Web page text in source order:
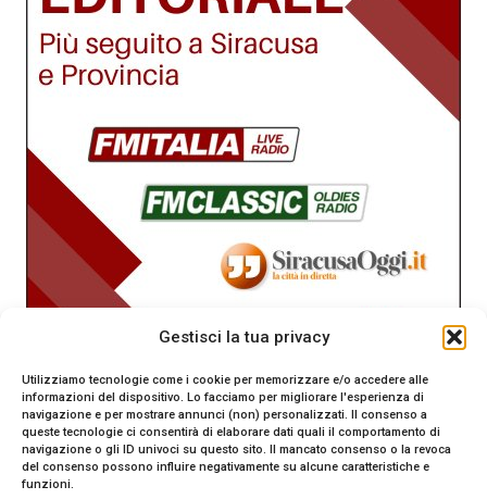
Gestisci la tua privacy
Utilizziamo tecnologie come i cookie per memorizzare e/o accedere alle
informazioni del dispositivo. Lo facciamo per migliorare l'esperienza di
navigazione e per mostrare annunci (non) personalizzati. Il consenso a
queste tecnologie ci consentirà di elaborare dati quali il comportamento di
navigazione o gli ID univoci su questo sito. Il mancato consenso o la revoca
del consenso possono influire negativamente su alcune caratteristiche e
funzioni.